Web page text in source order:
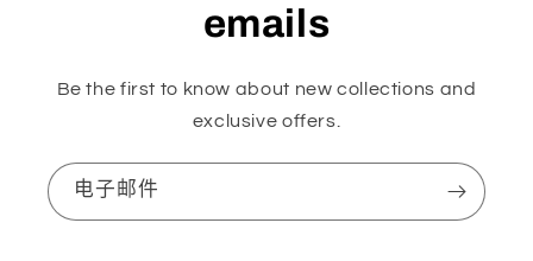
emails
Be the first to know about new collections and
exclusive offers.
电子邮件